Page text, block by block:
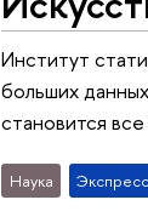
Институт
больших
становится
Наука